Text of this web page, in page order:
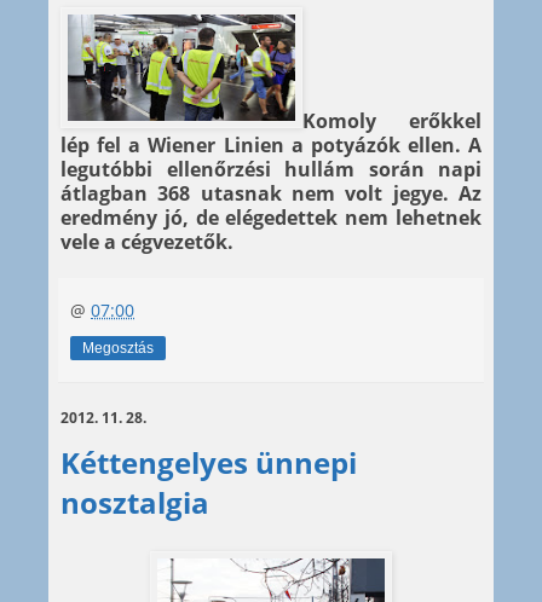
Komoly erőkkel
lép fel a Wiener Linien a potyázók ellen. A
legutóbbi ellenőrzési hullám során napi
átlagban 368 utasnak nem volt jegye. Az
eredmény jó, de elégedettek nem lehetnek
vele a cégvezetők.
@ 07:00
Megosztás
2012. 11. 28.
Kéttengelyes ünnepi
nosztalgia